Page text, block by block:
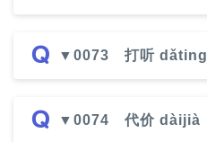
▼0073 打听 dǎting
▼0074 代价 dàijià